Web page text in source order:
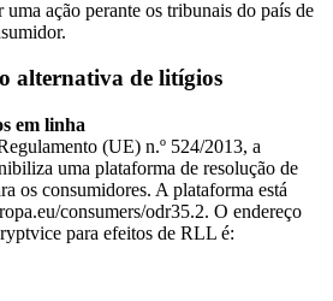
ação perante os tribunais do país de
alternativa de litígios
em linha
(UE) n.º 524/2013, a
uma plataforma de resolução de
os consumidores. A plataforma está
consumers/odr35.2. O endereço
para efeitos de RLL é: